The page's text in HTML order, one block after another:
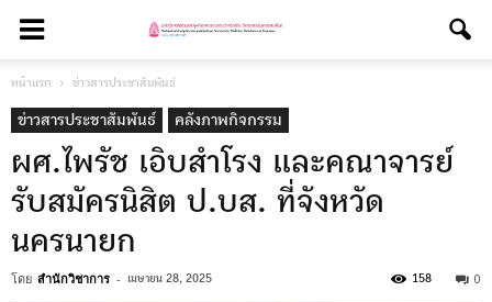
หน้าแรก ข่าวสารประชาสัมพันธ์
ข่าวสารประชาสัมพันธ์ คลังภาพกิจกรรม
ผศ.ไพรัช เอิบสำโรง และคณาจารย์
รับสมัครนิสิต ป.บส. ที่จังหวัด
นครนายก
โดย สำนักวิชาการ - เมษายน 28, 2025 0
158